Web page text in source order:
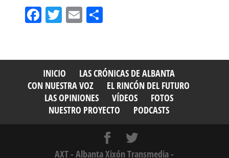
Fa
ok
T
er
E Sh
INICIO
LAS CRÓNICAS DE ALBANTA
CON NUESTRA VOZ
EL RINCÓN DEL FUTURO
LAS OPINIONES
VÍDEOS
FOTOS
NUESTRO PROYECTO
PODCASTS
AXT - Albanta Xixón Transmedia -